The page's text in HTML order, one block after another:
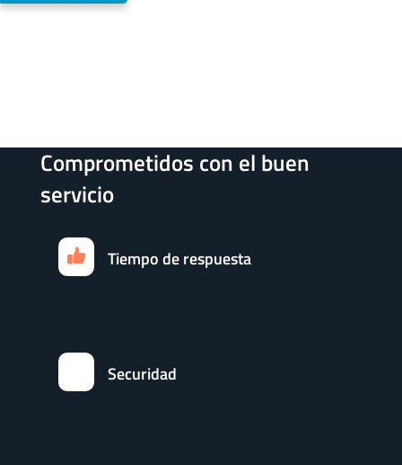
Comprometidos con el buen
servicio
Tiempo de respuesta
Securidad